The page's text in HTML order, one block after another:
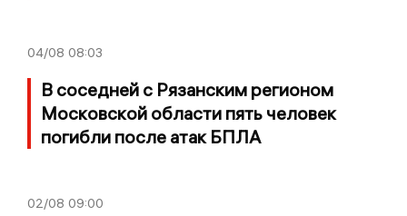
04/08 08:03
В соседней с Рязанским регионом
Московской области пять человек
погибли после атак БПЛА
02/08 09:00